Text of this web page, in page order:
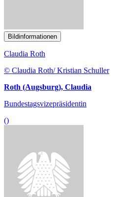
Bildinformationen
Claudia Roth
© Claudia Roth/ Kristian Schuller
Roth (Augsburg), Claudia
Bundestagsvizepräsidentin
()